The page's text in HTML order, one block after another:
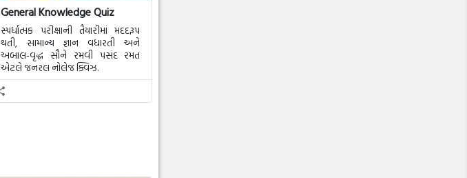
General Knowledge Quiz
સ્પર્ધાત્મક પરીક્ષાની તૈયારીમાં મદદરૂપ
થતી, સામાન્ય જ્ઞાન વધારતી અને
અબાલ-વૃદ્ધ સૌને રમવી પસંદ રમત
એટલે જનરલ નોલેજ ક્વિઝ.